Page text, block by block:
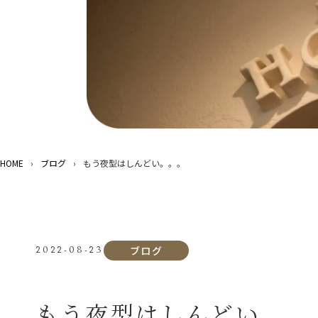
HOME › ブログ › もう夜型はしんどい。。。
2022-08-23 ブログ